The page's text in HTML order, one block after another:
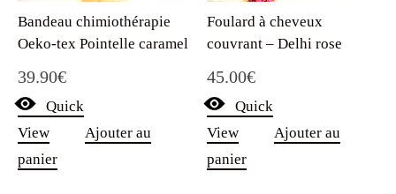
Bandeau chimiothérapie
Oeko-tex Pointelle caramel
39.90€
Quick
View
Ajouter au
panier
Foulard à cheveux
couvrant – Delhi rose
45.00€
Quick
View
Ajouter au
panier